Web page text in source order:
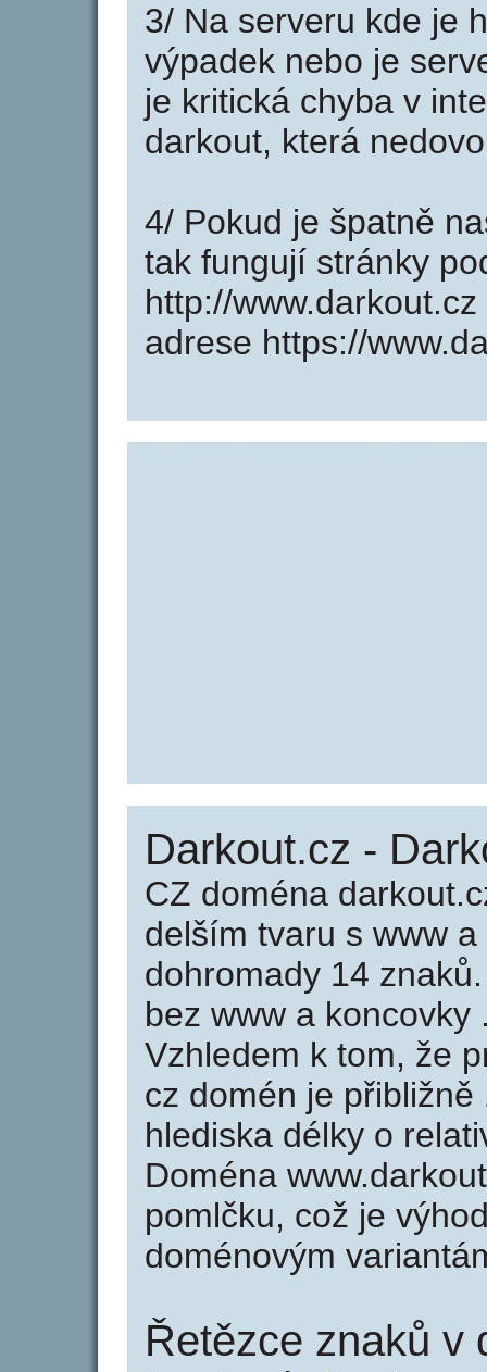
3/ Na serveru kde je
výpadek nebo je
je kritická chyba v
darkout, která
4/ Pokud je špatně
tak fungují stránky
http://
adrese https://
Darkout.cz -
CZ doména
delším tvaru s www
dohromady 14
bez www a
Vzhledem k tom, že
cz domén je
hlediska délky o
Doména
pomlčku, což je
doménovým
Řetězce znaků v